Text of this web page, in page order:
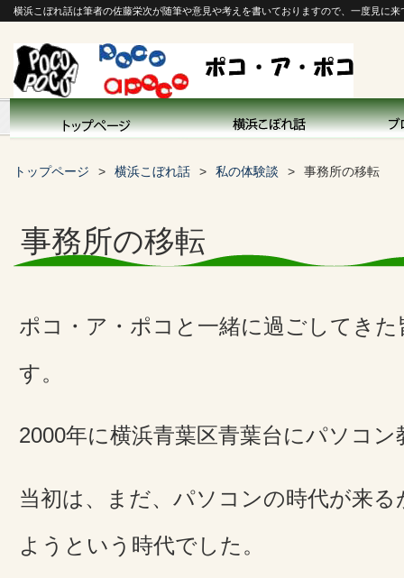
横浜こぼれ話は筆者の佐藤栄次が随筆や意見や考えを書いておりますので、一度見に来
トップページ 横浜こぼれ話 私の体験談 事務所の移転
事務所の移転
ポコ・ア・ポコと一緒に過ごしてき
す。
2000年に横浜青葉区青葉台にパソコ
当初は、まだ、パソコンの時代が来
ようという時代でした。